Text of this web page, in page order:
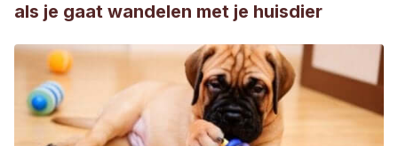
als je gaat wandelen met je huisdier